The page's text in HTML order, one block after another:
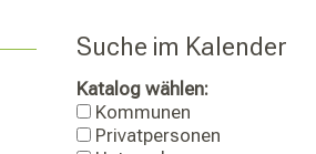
Suche im Kalender
Katalog wählen:
Kommunen
Privatpersonen